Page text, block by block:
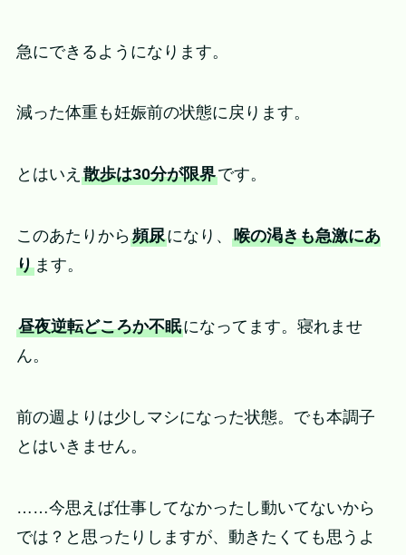
急にできるようになります。
減った体重も妊娠前の状態に戻ります。
とはいえ 散歩は30分が限界です。
このあたりから頻尿になり、 喉の渇きも急激にあ
ります。
昼夜逆転どころか不眠になってます。寝れませ
ん。
前の週よりは少しマシになった状態。でも本調子
とはいきません。
……今思えば仕事してなかったし動いてないから
では？と思ったりしますが、動きたくても思うよ